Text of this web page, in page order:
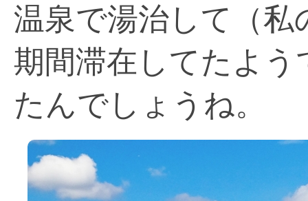
温泉で湯治して（
期間滞在してたよ
たんでしょうね。